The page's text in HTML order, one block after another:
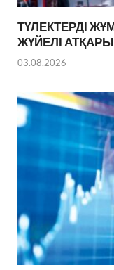
ТҮЛЕКТЕРДІ
ЖҮЙЕЛІ
03.08.2026